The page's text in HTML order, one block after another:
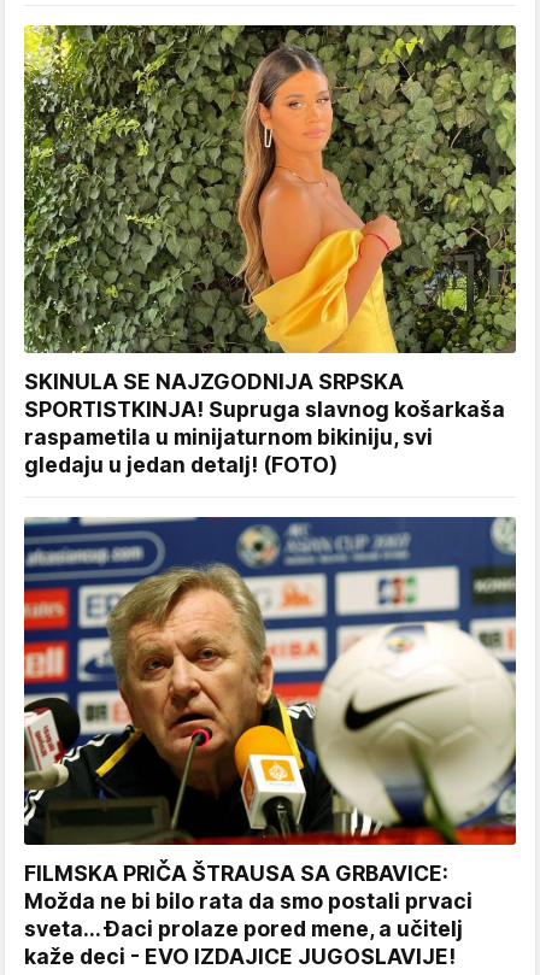
SKINULA SE NAJZGODNIJA SRPSKA
SPORTISTKINJA! Supruga slavnog košarkaša
raspametila u minijaturnom bikiniju, svi
gledaju u jedan detalj! (FOTO)
FILMSKA PRIČA ŠTRAUSA SA GRBAVICE:
Možda ne bi bilo rata da smo postali prvaci
sveta... Đaci prolaze pored mene, a učitelj
kaže deci - EVO IZDAJICE JUGOSLAVIJE!